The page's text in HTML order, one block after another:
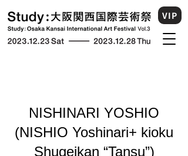
VIP
NISHINARI YOSHIO
(NISHIO Yoshinari+ kioku
Shugeikan “Tansu”)